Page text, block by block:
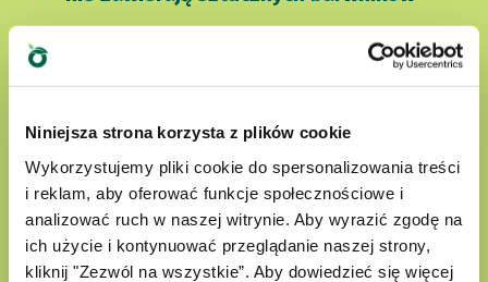
Niniejsza strona korzysta z plików cookie
Wykorzystujemy pliki cookie do spersonalizowania treści
i reklam, aby oferować funkcje społecznościowe i
analizować ruch w naszej witrynie. Aby wyrazić zgodę na
ich użycie i kontynuować przeglądanie naszej strony,
kliknij "Zezwól na wszystkie”. Aby dowiedzieć się więcej
Cruelty free
ODKRYJ NASZ ŚWIAT MIŁOŚCI